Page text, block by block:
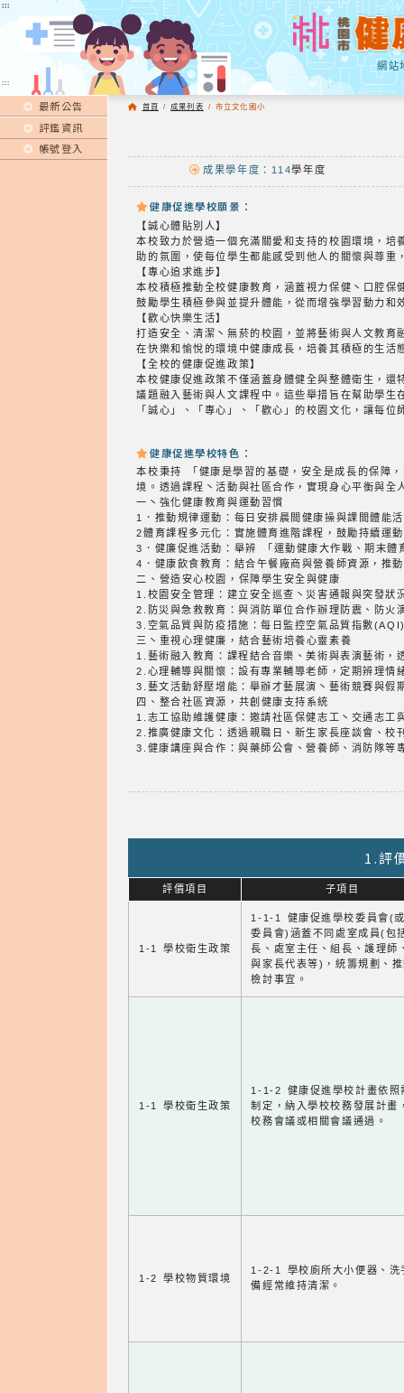
:::
網站
:::
最新公告
評鑑資訊
帳號登入
首頁 / 成果列表 / 市立文化國小
成果學年度：114學年度
健康促進學校願景：
【誠心體貼別人】
本校致力於營造一個充滿關愛和支持的校園環境，
助的氛圍，使每位學生都能感受到他人的關懷與尊重
【專心追求進步】
本校積極推動全校健康教育，涵蓋視力保健丶口腔
鼓勵學生積極參與並提升體能，從而增強學習動力和
【歡心快樂生活】
打造安全、清潔丶無菸的校園，並將藝術與人文教
在快樂和愉悅的環境中健康成長，培養其積極的生活
【全校的健康促進政策】
本校健康促進政策不僅涵蓋身體健全與整體衛生，
議題融入藝術與人文課程中。這些舉措旨在幫助學
「誠心」、「專心」、「歡心」的校園文化，讓每
健康促進學校特色：
本校秉持 「健康是學習的基礎，安全是成長的保障
境。透過課程丶活動與社區合作，實現身心平衡與全
一丶強化健康教育與運動習慣
1．推動規律運動：每日安排晨間健康操與課間體能
2體育課程多元化：實施體育進階課程，鼓勵持續運
3．健廉促進活動：舉辨 「運動健康大作戰、期末
4．健康飲食教育：結合午餐廠商與營養師資源，推
二、營造安心校園，保障學生安全與健康
1.校園安全管理：建立安全巡查丶災害通報與突發狀
2.防災與急救教育：與消防單位合作辦理防震、防火
3.空氣品質與防疫措施：每日監控空氣品質指數
三丶重視心理健廉，結合藝術培養心靈素養
1.藝術融入教育：課程結合音樂、美術與表演藝術，
2.心理輔導與關懷：設有專業輔導老師，定期辨理情
3.藝文活動舒壓增能：舉辦才藝展演丶藝術競賽與假
四、整合社區資源，共創健康支持系統
1.志工協助維護健康：邀請社區保健志工丶交通志
2.推廣健康文化：透過親職日、新生家長座談會、校
3.健康講座與合作：與藥師公會、營養師、消防隊等
1.評
評價項目 子項目
1-1 學校衛生政策
1-1-1 健康促進學校委員會(
委員會)涵蓋不同處室成員(包
長、處室主任、組長、護理師
與家長代表等)，統籌規劃、
檢討事宜。
1-1 學校衛生政策
1-1-2 健康促進學校計畫依照
制定，納入學校校務發展計畫
校務會議或相關會議通過。
1-2 學校物質環境
1-2-1 學校廁所大小便器、洗
備經常維持清潔。
:::